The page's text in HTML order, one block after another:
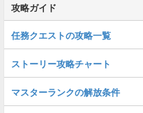
攻略ガイド
任務クエストの攻略一覧
ストーリー攻略チャート
マスターランクの解放条件